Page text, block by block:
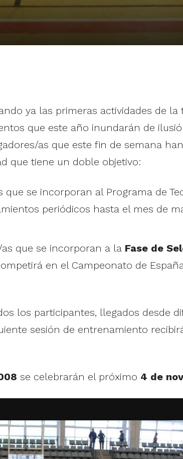
ya las primeras actividades de la
que este año inundarán de
as que este fin de semana
que tiene un doble objetivo:
se incorporan al Programa de
periódicos hasta el mes de
que se incorporan a la Fase de
en el Campeonato de
los participantes, llegados desde
sesión de entrenamiento
se celebrarán el próximo 4 de